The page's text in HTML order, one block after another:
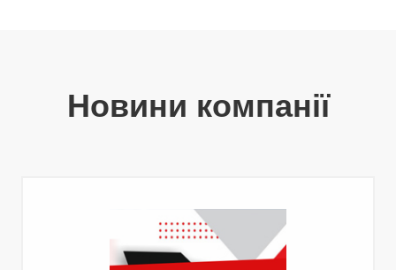
Новини компанії